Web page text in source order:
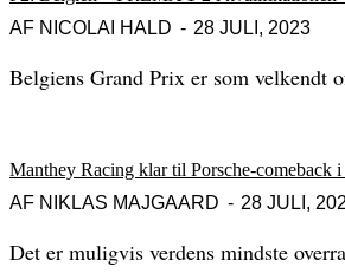
AF NICOLAI HALD 28 JULI, 2023
Belgiens Grand Prix er som
Manthey Racing klar til Porsche-comeback
AF NIKLAS MAJGAARD 28 JULI,
Det er muligvis verdens mindste